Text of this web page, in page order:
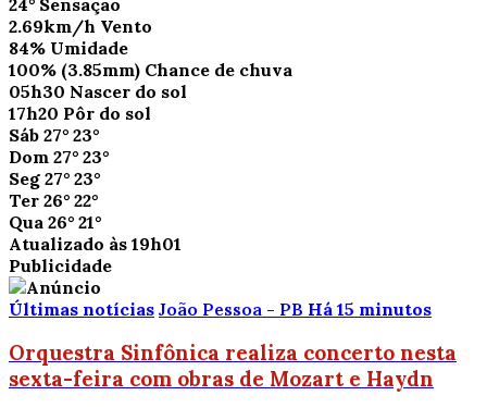
2.69km/h Vento
84% Umidade
100% (3.85mm) Chance de chuva
05h30 Nascer do sol
17h20 Pôr do sol
Sáb 27° 23°
Dom 27° 23°
Seg 27° 23°
Ter 26° 22°
Qua 26° 21°
Atualizado às 19h01
Publicidade
Últimas notícias João Pessoa - PB Há 15 minutos
Orquestra Sinfônica realiza concerto nesta
sexta-feira com obras de Mozart e Haydn